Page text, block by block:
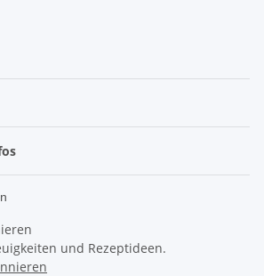
und Rezeptideen.